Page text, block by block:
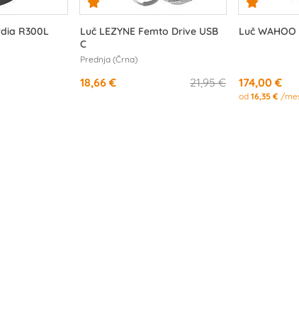
R300L
Luč LEZYNE Femto Drive USB
C
Prednja (Črna)
21,95 €
18,66 €
Luč
174,00 €
od16,35 € /